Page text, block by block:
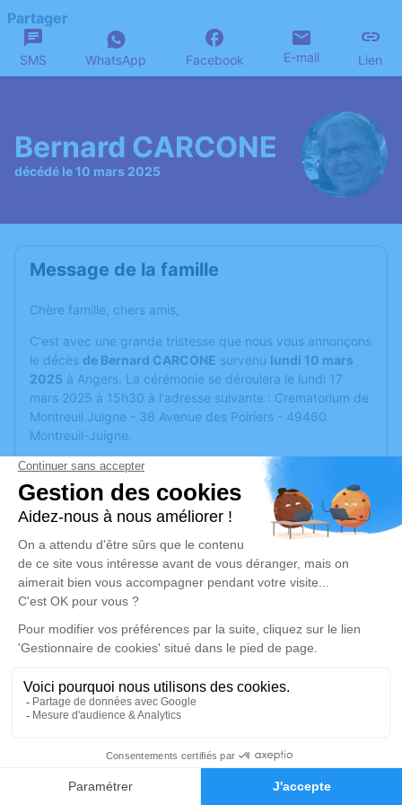
Faire-part Hommages
Partager
SMS WhatsApp Facebook E-mail Lien
Bernard CARCONE
décédé le 10 mars 2025
Message de la famille
Chère famille, chers amis,
C'est avec une grande tristesse que nous vous annonçons
le décès de Bernard CARCONE survenu lundi 10 mars
2025 à Angers. La cérémonie se déroulera le lundi 17
mars 2025 à 15h30 à l'adresse suivante : Crematorium de
Montreuil Juigne - 38 Avenue des Poiriers - 49460
Montreuil-Juigne.
Cet espace privé est destiné à recueillir vos condoléances
ou le souvenir d’un moment passé.
Sans fleurs ni couronnes
PS : pour voir l'image en entier sur votre téléphone,
appuyer sur l'image et cliquer "afficher le texte" ou
"enregistrer l'image"